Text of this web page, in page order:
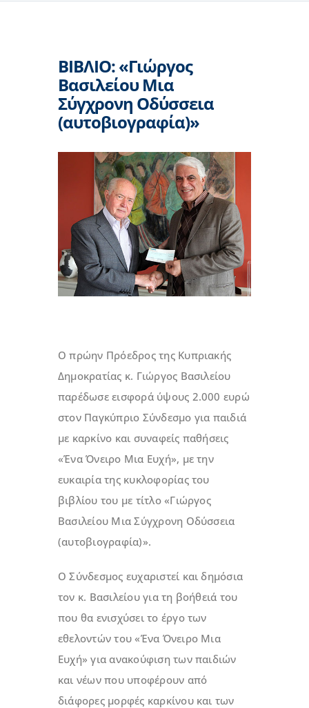
ΒΙΒΛΙΟ: «Γιώργος
Βασιλείου Μια
Σύγχρονη Οδύσσεια
(αυτοβιογραφία)»
Ο πρώην Πρόεδρος της Κυπριακής
Δημοκρατίας κ. Γιώργος Βασιλείου
παρέδωσε εισφορά ύψους 2.000 ευρώ
στον Παγκύπριο Σύνδεσμο για παιδιά
με καρκίνο και συναφείς παθήσεις
«Ένα Όνειρο Μια Ευχή», με την
ευκαιρία της κυκλοφορίας του
βιβλίου του με τίτλο «Γιώργος
Βασιλείου Μια Σύγχρονη Οδύσσεια
(αυτοβιογραφία)».
Ο Σύνδεσμος ευχαριστεί και δημόσια
τον κ. Βασιλείου για τη βοήθειά του
που θα ενισχύσει το έργο των
εθελοντών του «Ένα Όνειρο Μια
Ευχή» για ανακούφιση των παιδιών
και νέων που υποφέρουν από
διάφορες μορφές καρκίνου και των